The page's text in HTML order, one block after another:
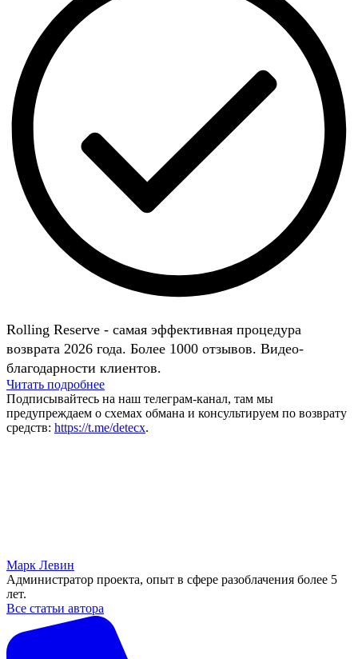
Rolling Reserve - самая эффективная процедура
возврата 2026 года. Более 1000 отзывов. Видео-
благодарности клиентов.
Читать подробнее
Подписывайтесь на наш телеграм-канал, там мы
предупреждаем о схемах обмана и консультируем по возврату
средств: https://t.me/detecx.
Марк Левин
Администратор проекта, опыт в сфере разоблачения более 5
лет.
Все статьи автора